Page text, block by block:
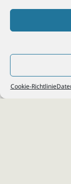
Cookie-Richtlinie
© 2026Steuerberater